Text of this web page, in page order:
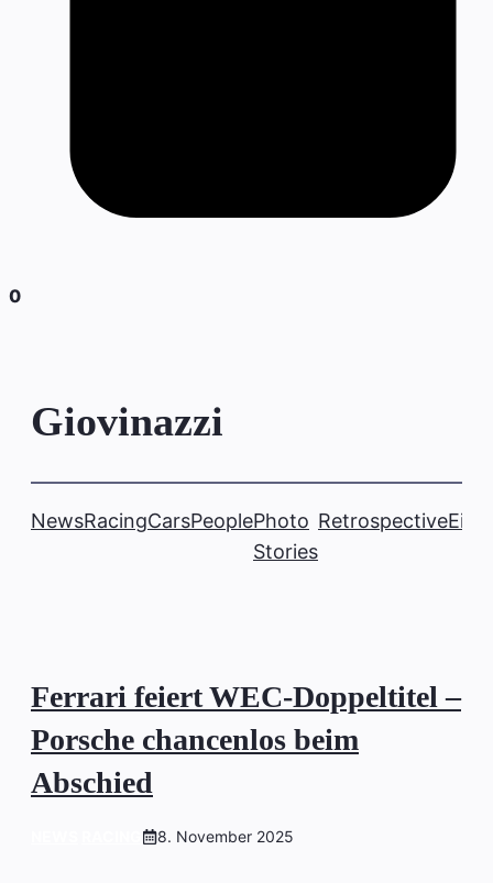
0
Giovinazzi
NewsRacingCarsPeoplePhoto
Stories
Retrospective
Ferrari feiert WEC-Doppeltitel –
Porsche chancenlos beim
Abschied
8. November 2025